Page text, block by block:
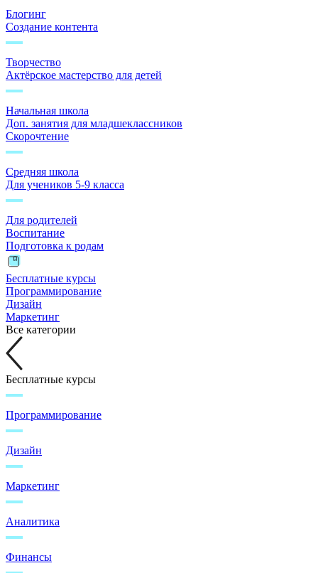
Блогинг
Создание контента
Творчество
Актёрское мастерство для детей
Начальная школа
Доп. занятия для младшеклассников
Скорочтение
Средняя школа
Для учеников 5-9 класса
Для родителей
Воспитание
Подготовка к родам
Бесплатные курсы
Программирование
Дизайн
Маркетинг
Все категории
Бесплатные курсы
Программирование
Дизайн
Маркетинг
Аналитика
Финансы